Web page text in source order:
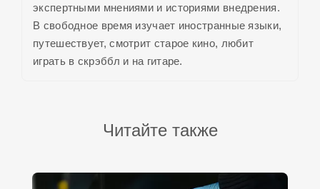
экспертными мнениями и историями внедрения.
В свободное время изучает иностранные языки,
путешествует, смотрит старое кино, любит
играть в скрэббл и на гитаре.
Читайте также